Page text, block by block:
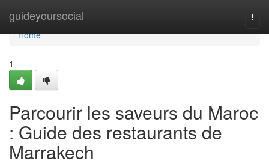
guideyoursocial
Home
Home
1
Parcourir les saveurs du Maroc
: Guide des restaurants de
Marrakech